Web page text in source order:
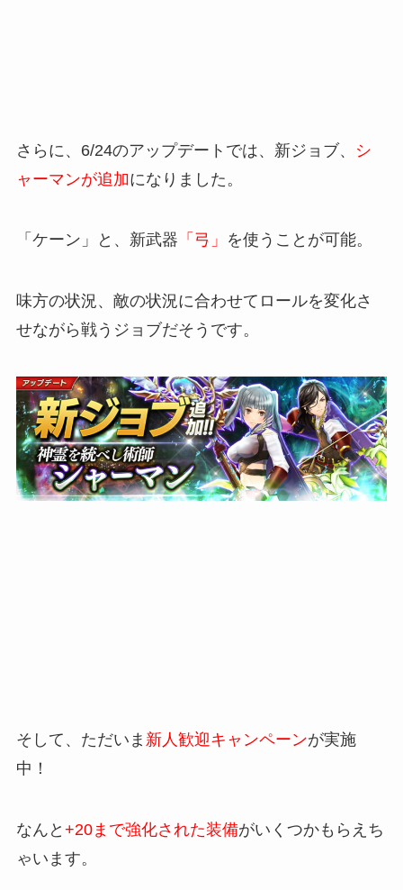
さらに、6/24のアップデートでは、新ジョブ、
シ
ャーマンが追加になりました。
「ケーン」と、新武器 「弓」 を使うことが可能。
味方の状況、敵の状況に合わせてロールを変化さ
せながら戦うジョブだそうです。
そして、ただいま 新人歓迎キャンペーンが実施
中！
なんと +20まで強化された装備がいくつかもらえち
ゃいます。